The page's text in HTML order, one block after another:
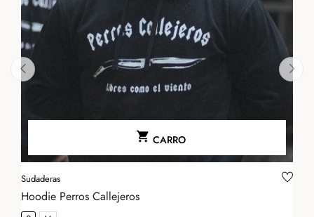
 CARRO
Sudaderas
Hoodie Perros Callejeros